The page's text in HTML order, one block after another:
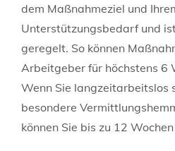
dem Maßnahmeziel und
Unterstützungsbedarf und
geregelt. So können
Arbeitgeber für höchstens 6
Wenn Sie langzeitarbeitslos
besondere
können Sie bis zu 12